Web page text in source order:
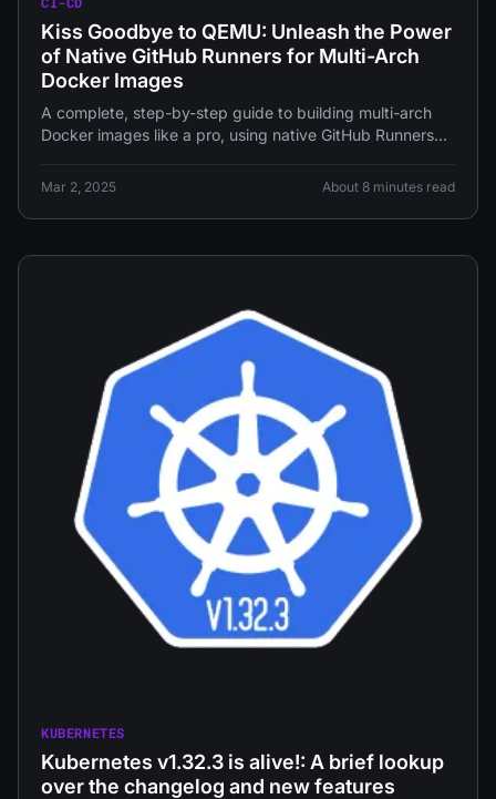
Kiss Goodbye to QEMU: Unleash the Power
of Native GitHub Runners for Multi-Arch
Docker Images
A complete, step-by-step guide to building multi-arch
Docker images like a pro, using native GitHub Runners
conquer the world of multi-architecture deployments!
Mar 2, 2025 About 8 minutes read
KUBERNETES
Kubernetes v1.32.3 is alive!: A brief lookup
over the changelog and new features